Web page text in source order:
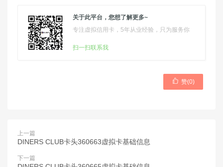
关于此平台，您想了解更多~
专注虚拟信用卡，5年从业经验，只为服务你
扫一扫联系我
 赞(0)
上一篇
DINERS CLUB卡头360663虚拟卡基础信息
下一篇